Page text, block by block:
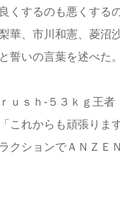
するのも悪くする
華、市川和憲、菱沼
誓いの言葉を述べた。
ｓｈ-５３ｋｇ王
これからも頑張りま
クションでＡＮＺＥ